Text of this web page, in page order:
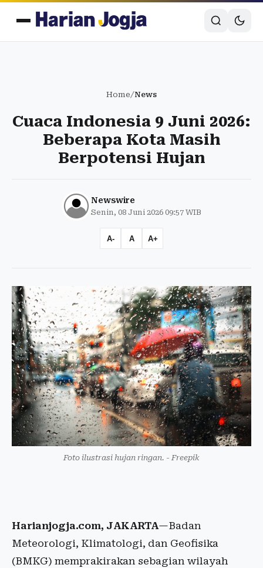
Home/News
Cuaca Indonesia 9 Juni 2026:
Beberapa Kota Masih
Berpotensi Hujan
Newswire
Senin, 08 Juni 2026 09:57 WIB
A- A A+
Foto ilustrasi hujan ringan. - Freepik
Harianjogja.com, JAKARTA—Badan
Meteorologi, Klimatologi, dan Geofisika
(BMKG) memprakirakan sebagian wilayah